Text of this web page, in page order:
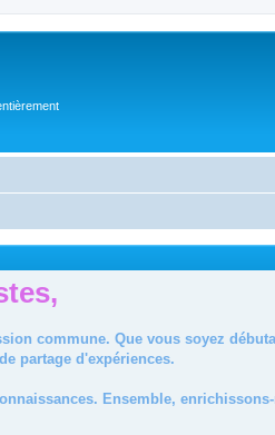
commune. Que vous soyez
partage d'expériences.
Ensemble,